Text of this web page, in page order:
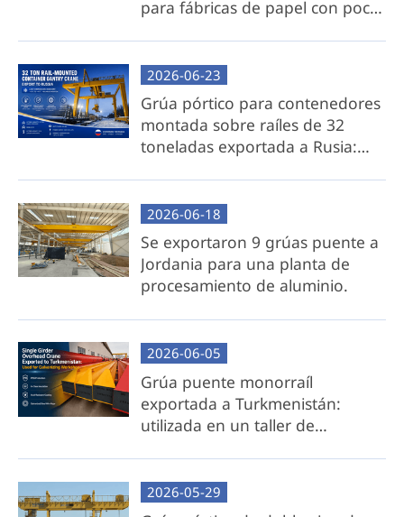
luego se reinstala rápidamente en el sitio con
Ideal para: clientes que priorizan la
comodidad, el ahorro de tiempo y una
implementación sin complicaciones.
Paquete de componentes de grúa aérea
localmente por el cliente).
Beneficios clave:
Costos de transporte reducidos: elimine
Flexibilidad local: Ofrecemos dibujos de
ingeniería detallados, modelos 3D y
orientación paso a paso para la
fabricación local de vigas transversales.
Ideal para: clientes conscientes de los costos
con acceso a recursos de acero locales o
capacidades de fabricación.
para fábricas de papel con poca
2026-06-23
Grúa pórtico para contenedores
montada sobre raíles de 32
toneladas exportada a Rusia:
2026-06-18
Se exportaron 9 grúas puente a
Jordania para una planta de
procesamiento de aluminio.
2026-06-05
Grúa puente monorraíl
exportada a Turkmenistán:
utilizada en un taller de
2026-05-29